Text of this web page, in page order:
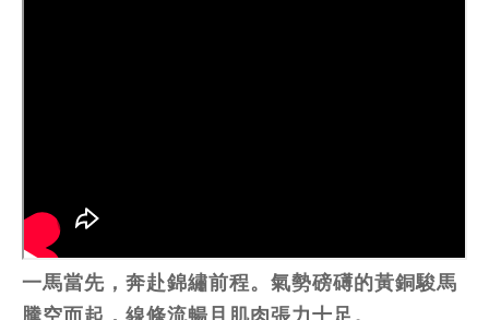
一馬當先，奔赴錦繡前程。氣勢磅礡的黃銅駿馬
騰空而起，線條流暢且肌肉張力十足。